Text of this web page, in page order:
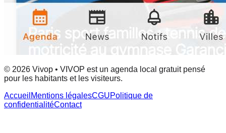
© 2026 Vivop • VIVOP est un agenda local gratuit pensé
pour les habitants et les visiteurs.
Accueil Mentions légalesCGUPolitique de
confidentialitéContact